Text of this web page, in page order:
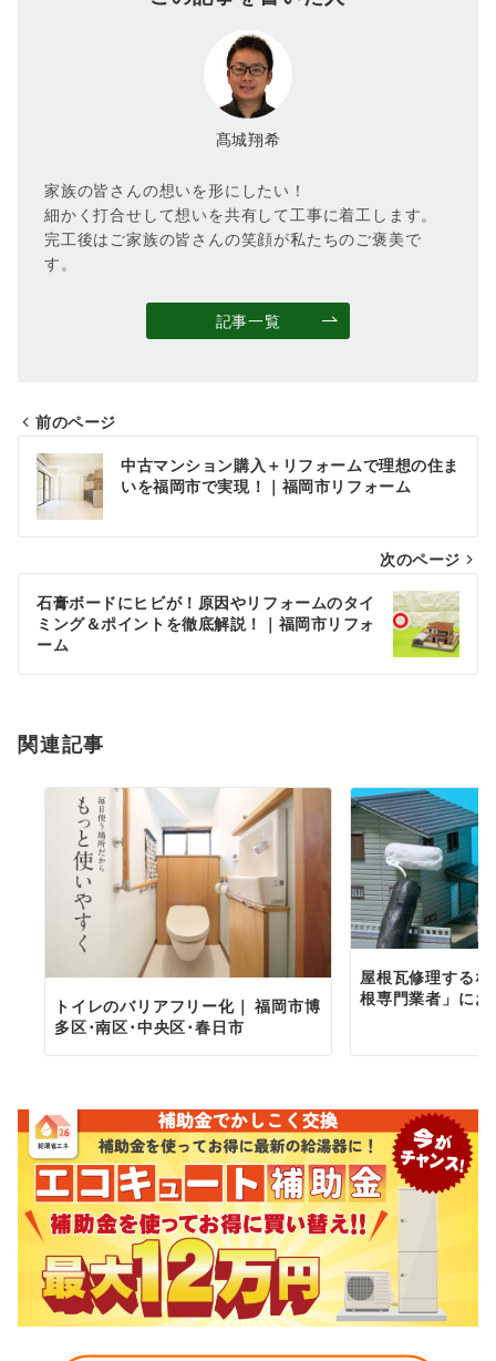
髙城翔希
家族の皆さんの想いを形にしたい！
細かく打合せして想いを共有して工事に着工します。
完工後はご家族の皆さんの笑顔が私たちのご褒美で
す。
記事一覧
投
稿
ナ
ビ
ゲ
ー
シ
ン
前のページ
中古マンション購入＋リフォームで理想の住ま
いを福岡市で実現！｜福岡市リフォーム
次のページ
石膏ボードにヒビが！原因やリフォームのタイ
ミング＆ポイントを徹底解説！｜福岡市リフォ
ーム
関連記事
トイレのバリアフリー化｜ 福岡市博
多区･南区･中央区･春日市
屋根瓦修理する
根専門業者」にお